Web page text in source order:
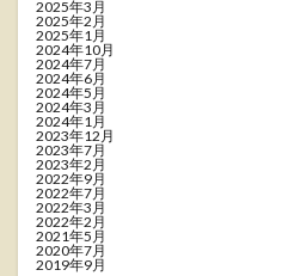
2025年3月
2025年2月
2025年1月
2024年10月
2024年7月
2024年6月
2024年5月
2024年3月
2024年1月
2023年12月
2023年7月
2023年2月
2022年9月
2022年7月
2022年3月
2022年2月
2021年5月
2020年7月
2019年9月